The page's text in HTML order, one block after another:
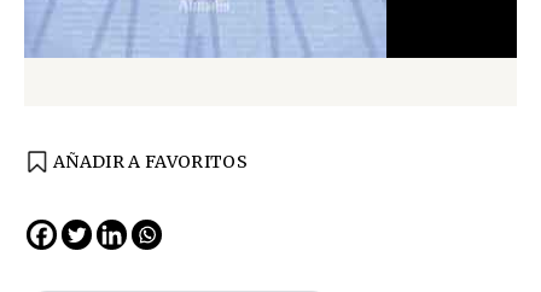
AÑADIR A FAVORITOS